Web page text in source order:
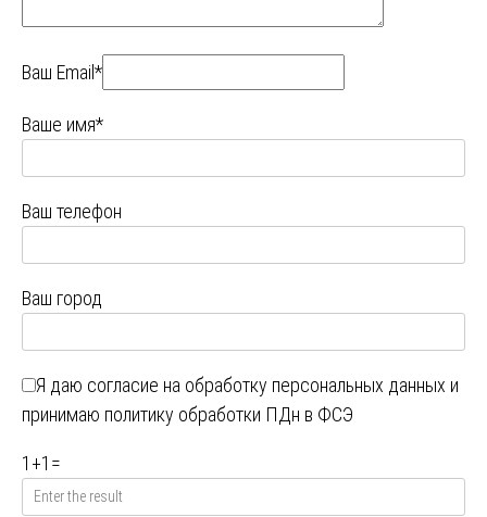
Ваш Email*
Ваше имя*
Ваш телефон
Ваш город
Я даю согласие на обработку персональных данных и
принимаю политику обработки ПДн в ФСЭ
1 +1 =